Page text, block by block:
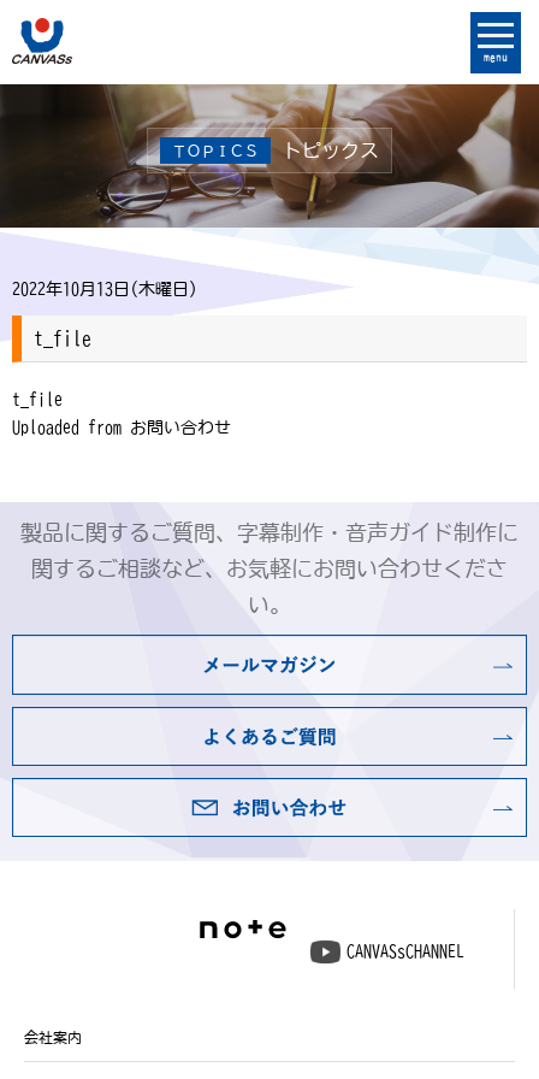
menu
ＴＯＰＩＣＳ トピックス
2022年10月13日(木曜日)
t_file
t_file
Uploaded from お問い合わせ
製品に関するご質問、字幕制作・音声ガイド制作に
関するご相談など、お気軽にお問い合わせくださ
い。
CANVASsCHANNEL
会社案内